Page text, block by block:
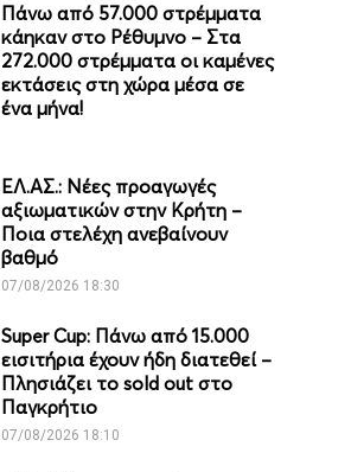
Πάνω από 57.000 στρέμματα
κάηκαν στο Ρέθυμνο – Στα
272.000 στρέμματα οι καμένες
εκτάσεις στη χώρα μέσα σε
ένα μήνα!
ΕΛ.ΑΣ.: Νέες προαγωγές
αξιωματικών στην Κρήτη –
Ποια στελέχη ανεβαίνουν
βαθμό
07/08/2026 18:30
Super Cup: Πάνω από 15.000
εισιτήρια έχουν ήδη διατεθεί –
Πλησιάζει το sold out στο
Παγκρήτιο
07/08/2026 18:10